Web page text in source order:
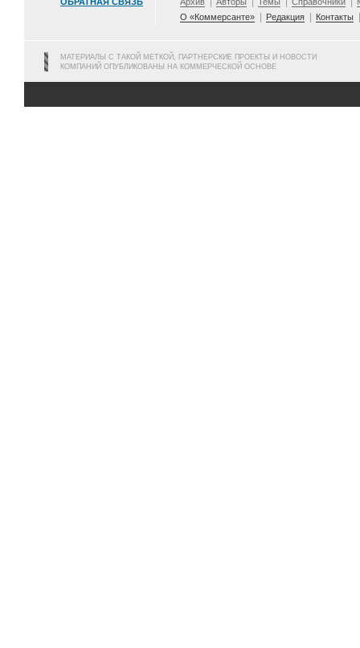
О «Коммерсанте»
Редакция Контакты
МАТЕРИАЛЫ С ТАКОЙ МЕТКОЙ, ПАРТНЕРСКИЕ ПРОЕКТЫ И НОВОСТИ
КОМПАНИЙ ОПУБЛИКОВАНЫ НА КОММЕРЧЕСКОЙ ОСНОВЕ